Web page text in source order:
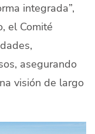
integrada”,
el Comité
asegurando
visión de largo